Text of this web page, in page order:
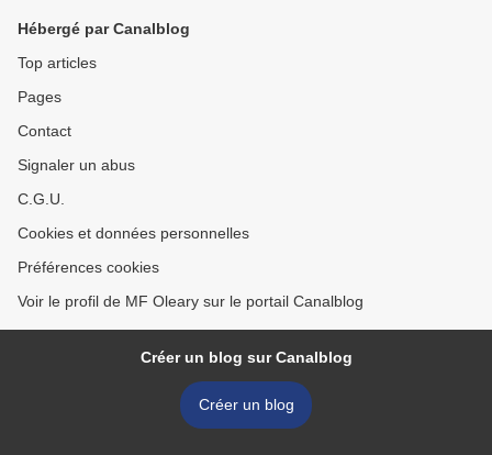
Hébergé par Canalblog
Top articles
Pages
Contact
Signaler un abus
C.G.U.
Cookies et données personnelles
Préférences cookies
Voir le profil de MF Oleary sur le portail Canalblog
Créer un blog sur Canalblog
Créer un blog